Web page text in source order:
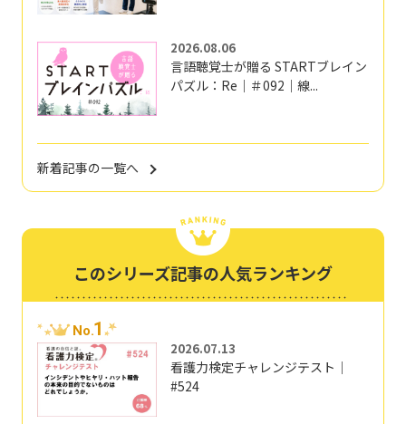
2026.08.06
言語聴覚士が贈る STARTブレイン
パズル：Re｜＃092｜線...
新着記事の一覧へ
このシリーズ記事の人気ランキング
No.1
2026.07.13
看護力検定チャレンジテスト｜
#524